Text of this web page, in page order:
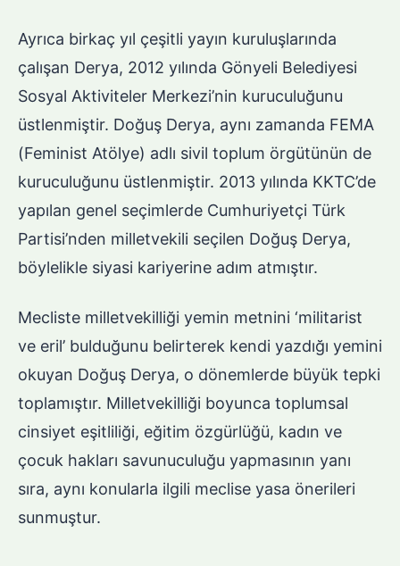
Ayrıca birkaç yıl çeşitli yayın kuruluşlarında
çalışan Derya, 2012 yılında Gönyeli Belediyesi
Sosyal Aktiviteler Merkezi’nin kuruculuğunu
üstlenmiştir. Doğuş Derya, aynı zamanda FEMA
(Feminist Atölye) adlı sivil toplum örgütünün de
kuruculuğunu üstlenmiştir. 2013 yılında KKTC’de
yapılan genel seçimlerde Cumhuriyetçi Türk
Partisi’nden milletvekili seçilen Doğuş Derya,
böylelikle siyasi kariyerine adım atmıştır.
Mecliste milletvekilliği yemin metnini ‘militarist
ve eril’ bulduğunu belirterek kendi yazdığı yemini
okuyan Doğuş Derya, o dönemlerde büyük tepki
toplamıştır. Milletvekilliği boyunca toplumsal
cinsiyet eşitliliği, eğitim özgürlüğü, kadın ve
çocuk hakları savunuculuğu yapmasının yanı
sıra, aynı konularla ilgili meclise yasa önerileri
sunmuştur.